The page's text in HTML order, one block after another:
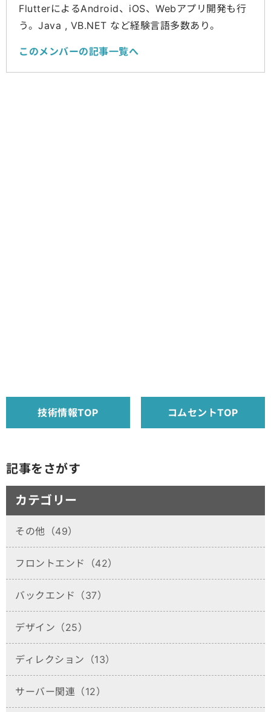
FlutterによるAndroid、iOS、Webアプリ開発も行
う。Java , VB.NET など経験言語多数あり。
このメンバーの記事一覧へ
技術情報TOP コムセントTOP
記事をさがす
カテゴリー
その他（49）
フロントエンド（42）
バックエンド（37）
デザイン（25）
ディレクション（13）
サーバー関連（12）